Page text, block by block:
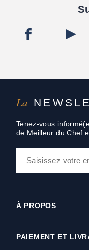
La
Tenez-vous
de Meilleur du Chef
À PROPOS
PAIEMENT ET